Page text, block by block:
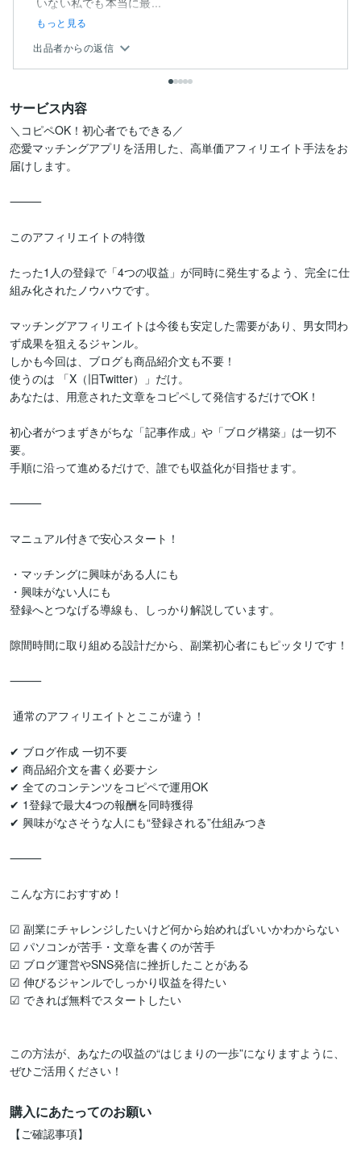
もっと見る
出品者からの返信
サービス内容
＼コピペOK！初心者でもできる／
恋愛マッチングアプリを活用した、高単価アフィリエイト手法をお
届けします。
⸻
このアフィリエイトの特徴
たった1人の登録で「4つの収益」が同時に発生するよう、完全に仕
組み化されたノウハウです。
マッチングアフィリエイトは今後も安定した需要があり、男女問わ
ず成果を狙えるジャンル。
しかも今回は、ブログも商品紹介文も不要！
使うのは 「X（旧Twitter）」だけ。
あなたは、用意された文章をコピペして発信するだけでOK！
初心者がつまずきがちな「記事作成」や「ブログ構築」は一切不
要。
手順に沿って進めるだけで、誰でも収益化が目指せます。
⸻
マニュアル付きで安心スタート！
・マッチングに興味がある人にも
・興味がない人にも
登録へとつなげる導線も、しっかり解説しています。
隙間時間に取り組める設計だから、副業初心者にもピッタリです！
⸻
✔ ブログ作成 一切不要
✔ 商品紹介文を書く必要ナシ
✔ 全てのコンテンツをコピペで運用OK
✔ 1登録で最大4つの報酬を同時獲得
✔ 興味がなさそうな人にも“登録される”仕組みつき
⸻
こんな方におすすめ！
☑ 副業にチャレンジしたいけど何から始めればいいかわからない
☑ パソコンが苦手・文章を書くのが苦手
☑ ブログ運営やSNS発信に挫折したことがある
☑ 伸びるジャンルでしっかり収益を得たい
☑ できれば無料でスタートしたい
この方法が、あなたの収益の“はじまりの一歩”になりますように、
購入にあたってのお願い
【ご確認事項】